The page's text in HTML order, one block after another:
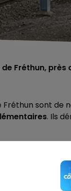
Fréthun, près
sont de
. Ils
d'envoyer
d’intérim.